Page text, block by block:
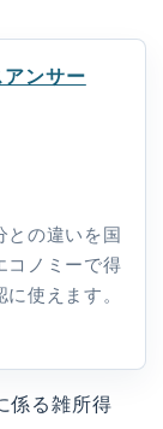
アンサー
の違いを国
コノミーで得
使えます。
係る雑所得